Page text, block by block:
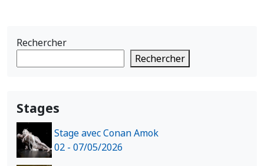
Rechercher
Rechercher
Stages
Stage avec Conan Amok
02 - 07/05/2026